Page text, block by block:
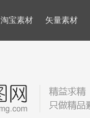
淘宝素材 矢量素材